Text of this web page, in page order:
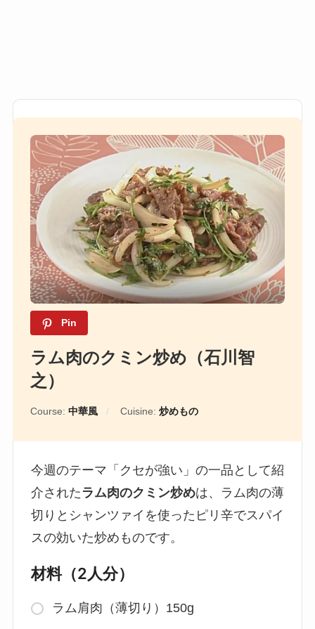
Pin
ラム肉のクミン炒め（石川智
之）
Course: 中華風 Cuisine: 炒めもの
今週のテーマ「クセが強い」の一品として紹
介された ラム肉のクミン炒めは、ラム肉の薄
切りとシャンツァイを使ったピリ辛でスパイ
スの効いた炒めものです。
材料（2人分）
ラム肩肉（薄切り）150g